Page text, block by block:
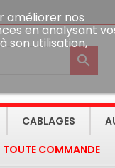

améliorer nos
en analysant
son utilisation,
CABLAGES
TOUTE COMMANDE